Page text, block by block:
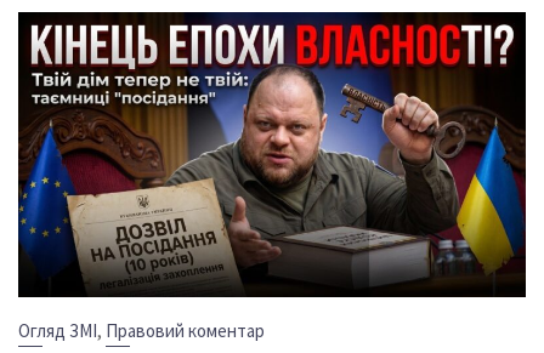
Огляд ЗМІ, Правовий коментар